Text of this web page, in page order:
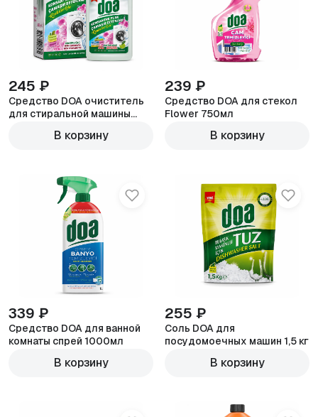
245 ₽
Средство DOA очиститель
для стиральной машины
В корзину
239 ₽
Средство DOA для стекол
Flower 750мл
В корзину
339 ₽
Средство DOA для ванной
комнаты спрей 1000мл
В корзину
255 ₽
Соль DOA для
посудомоечных машин 1,5 кг
В корзину